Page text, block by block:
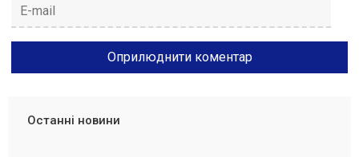
Останні новини